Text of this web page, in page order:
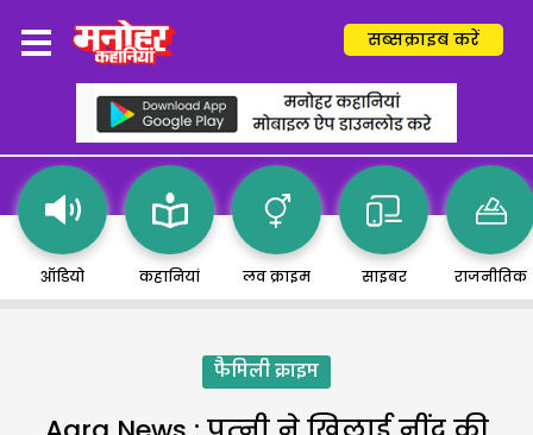
सब्सक्राइब करें
ऑडियो कहानियां लव क्राइम साइबर राजनीतिक
फैमिली क्राइम